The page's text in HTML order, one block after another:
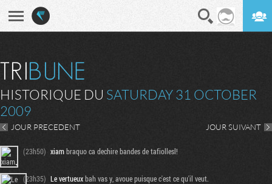
HISTORIQUE DU SATURDAY 31 OCTOBER
2009
JOUR PRECEDENT JOUR SUIVANT
(23h50) xiambraquo ca dechire bandes de tafiollesl!
(23h35) Le vertueuxbah vas y, avoue puisque c'est ce qu'il veut.